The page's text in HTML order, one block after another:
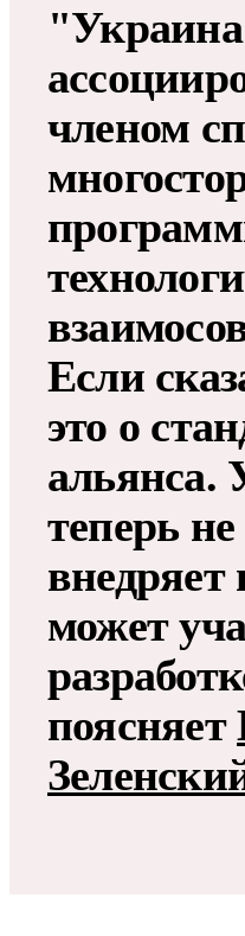
"Украина
членом
Если
это о
альянса.
теперь
внедряет
может
поясняет